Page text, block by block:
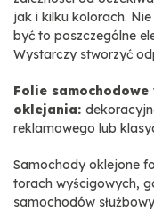
jak i kilku kolorach.
być to poszczególne
Wystarczy stworzyć
Folie
oklejania:
reklamowego lub
Samochody oklejone
torach wyścigowych,
samochodów